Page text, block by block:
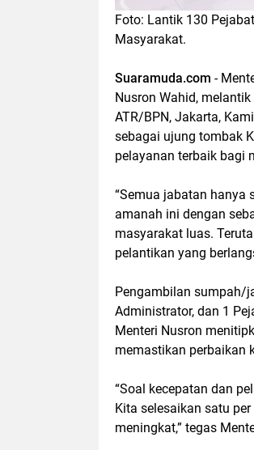
Foto: Lantik 130
Masyarakat.
Suaramuda.com -
Nusron Wahid,
ATR/BPN, Jakarta,
sebagai ujung tombak
pelayanan terbaik bagi
“Semua jabatan hanya
amanah ini dengan
masyarakat luas.
pelantikan yang
Pengambilan sumpah/
Administrator, dan 1
Menteri Nusron
memastikan perbaikan
“Soal kecepatan dan
Kita selesaikan satu
meningkat,” tegas